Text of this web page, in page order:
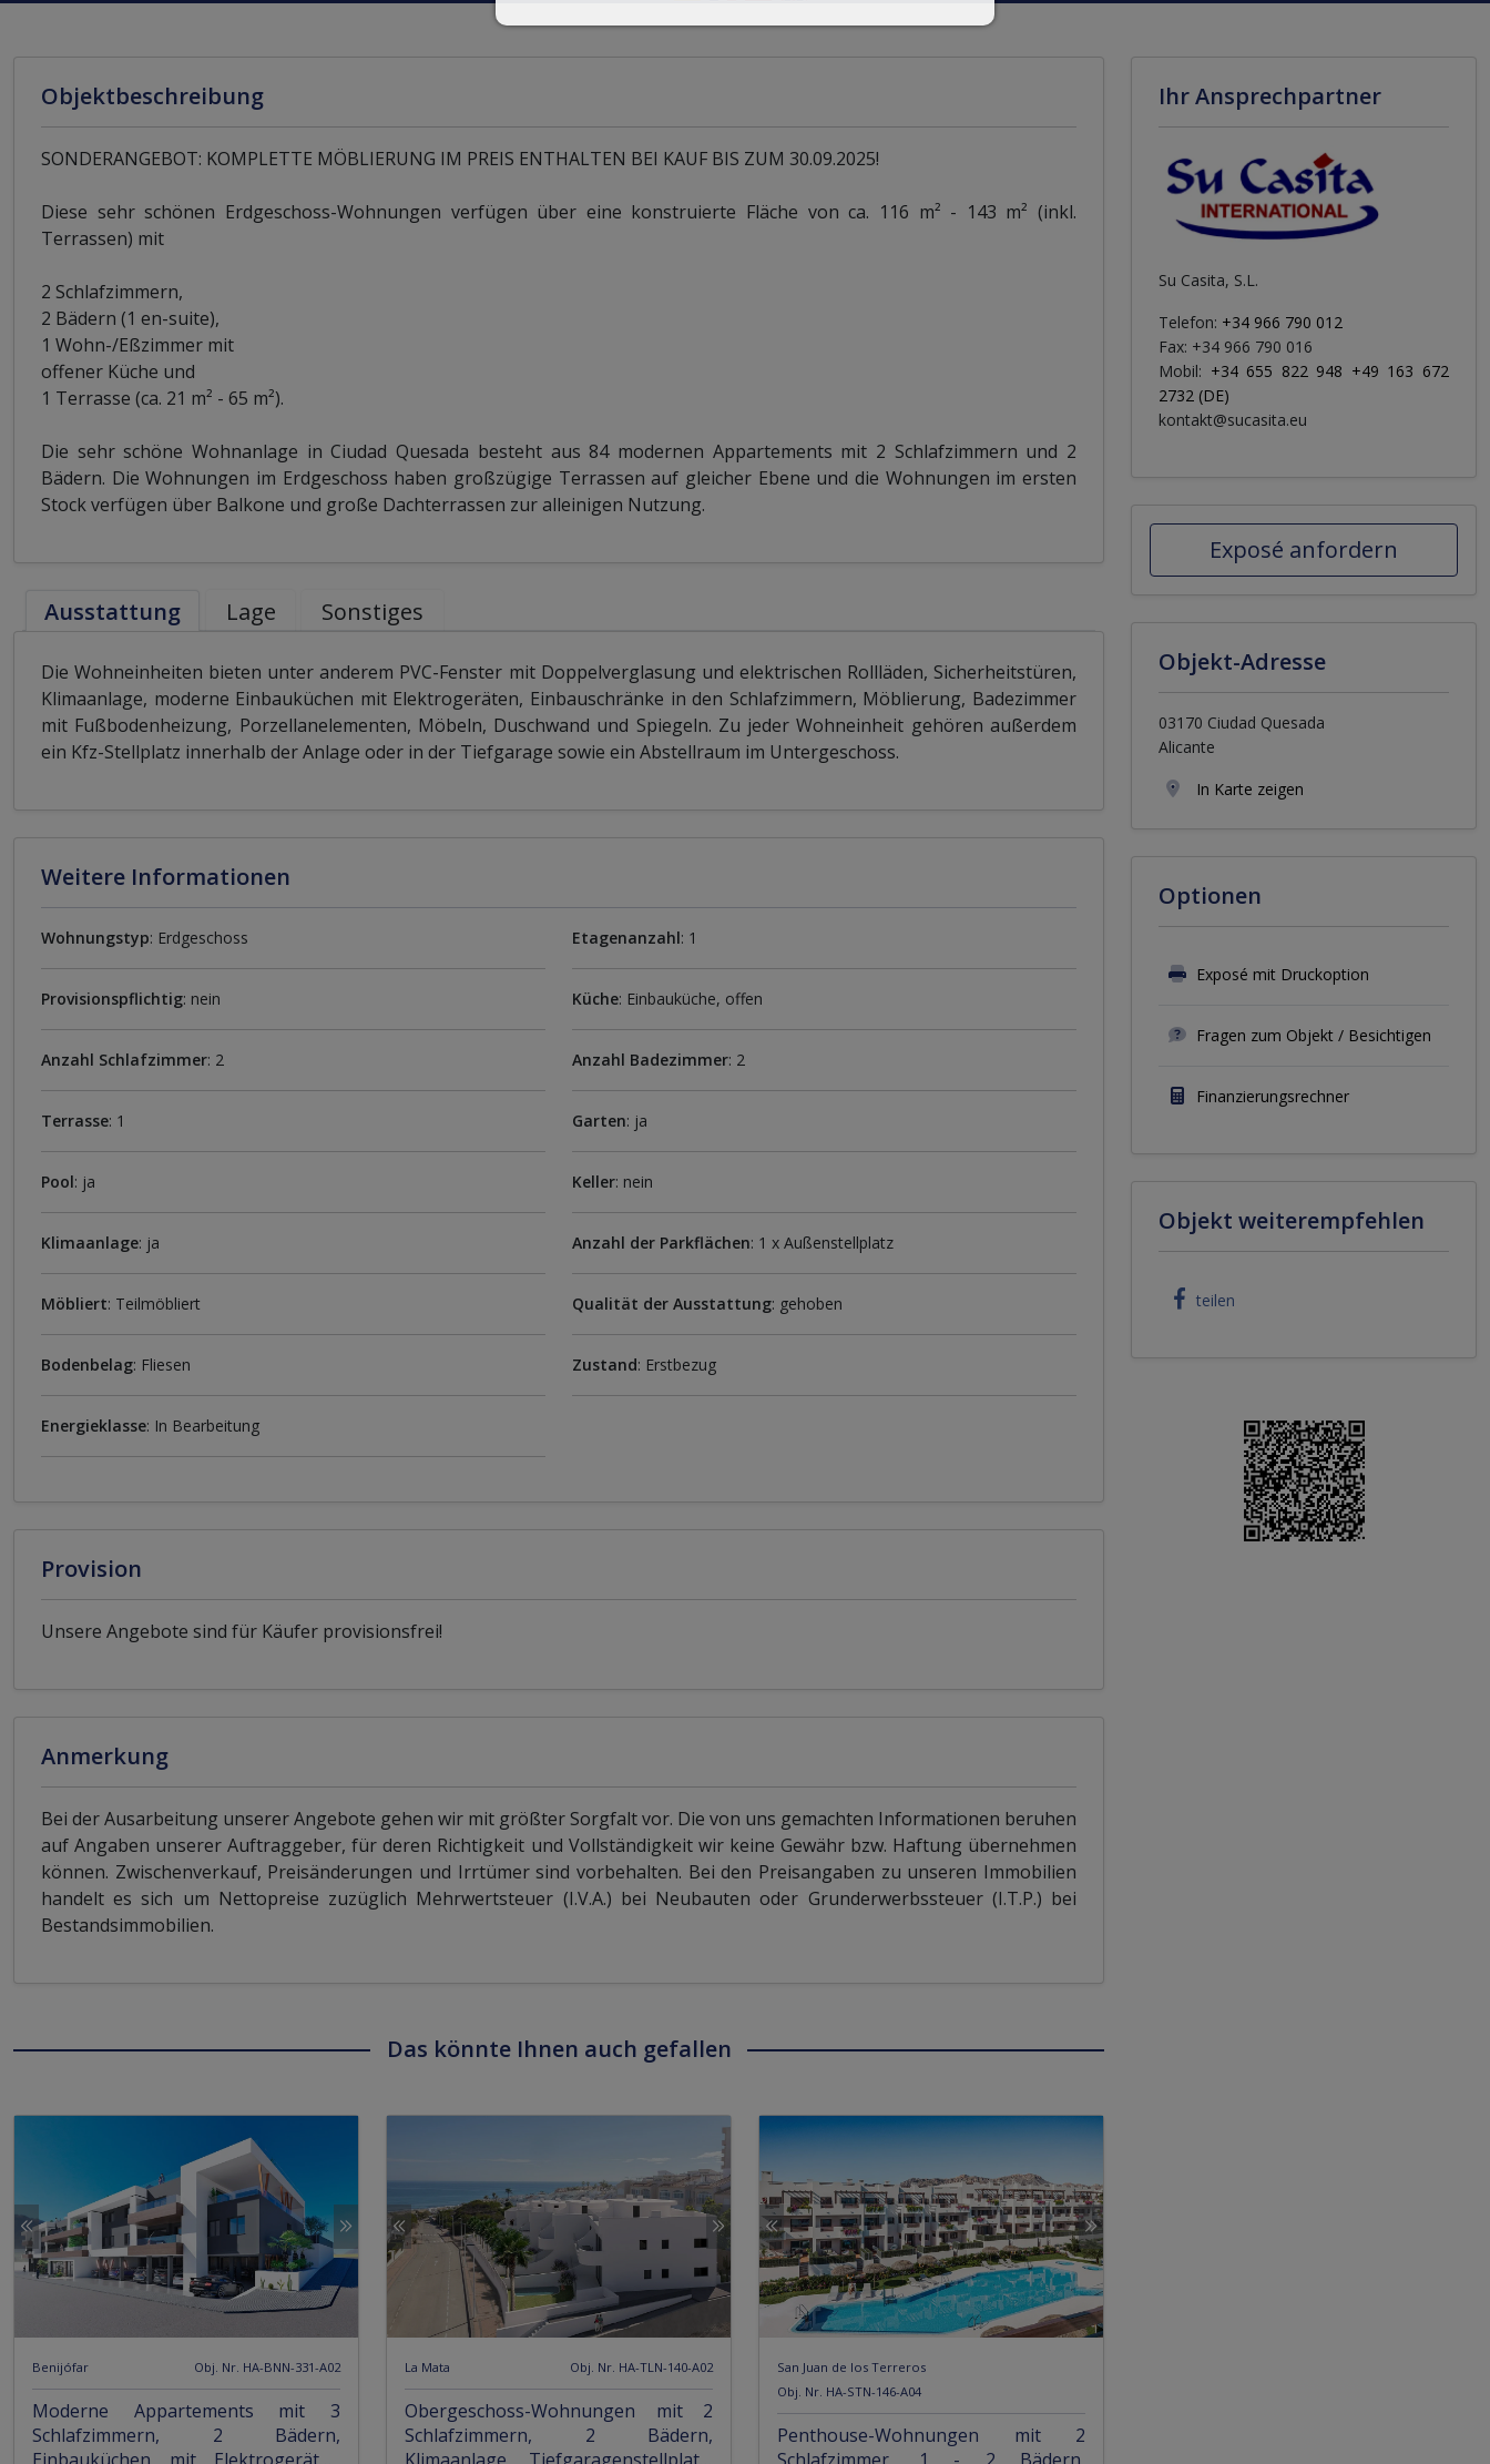
Objektbeschreibung
SONDERANGEBOT: KOMPLETTE MÖBLIERUNG IM PREIS ENTHALTEN BEI KAUF BIS ZUM 30.09.2025!
Diese sehr schönen Erdgeschoss-Wohnungen verfügen über eine konstruierte Fläche von ca. 116 m² - 143 m² (inkl.
Terrassen) mit
2 Schlafzimmern,
2 Bädern (1 en-suite),
1 Wohn-/Eßzimmer mit
offener Küche und
1 Terrasse (ca. 21 m² - 65 m²).
Die sehr schöne Wohnanlage in Ciudad Quesada besteht aus 84 modernen Appartements mit 2 Schlafzimmern und 2
Bädern. Die Wohnungen im Erdgeschoss haben großzügige Terrassen auf gleicher Ebene und die Wohnungen im ersten
Stock verfügen über Balkone und große Dachterrassen zur alleinigen Nutzung.
Ausstattung Lage Sonstiges
Die Wohneinheiten bieten unter anderem PVC-Fenster mit Doppelverglasung und elektrischen Rollläden, Sicherheitstüren,
Klimaanlage, moderne Einbauküchen mit Elektrogeräten, Einbauschränke in den Schlafzimmern, Möblierung, Badezimmer
mit Fußbodenheizung, Porzellanelementen, Möbeln, Duschwand und Spiegeln. Zu jeder Wohneinheit gehören außerdem
ein Kfz-Stellplatz innerhalb der Anlage oder in der Tiefgarage sowie ein Abstellraum im Untergeschoss.
Weitere Informationen
Wohnungstyp: Erdgeschoss Etagenanzahl: 1
Provisionspflichtig: nein Küche: Einbauküche, offen
Anzahl Schlafzimmer: 2 Anzahl Badezimmer: 2
Terrasse: 1 Garten: ja
Pool: ja Keller: nein
Klimaanlage: ja Anzahl der Parkflächen: 1 x Außenstellplatz
Möbliert: Teilmöbliert Qualität der Ausstattung: gehoben
Bodenbelag: Fliesen Zustand: Erstbezug
Energieklasse: In Bearbeitung
Provision
Unsere Angebote sind für Käufer provisionsfrei!
Anmerkung
Bei der Ausarbeitung unserer Angebote gehen wir mit größter Sorgfalt vor. Die von uns gemachten Informationen beruhen
auf Angaben unserer Auftraggeber, für deren Richtigkeit und Vollständigkeit wir keine Gewähr bzw. Haftung übernehmen
können. Zwischenverkauf, Preisänderungen und Irrtümer sind vorbehalten. Bei den Preisangaben zu unseren Immobilien
handelt es sich um Nettopreise zuzüglich Mehrwertsteuer (I.V.A.) bei Neubauten oder Grunderwerbssteuer (I.T.P.) bei
Bestandsimmobilien.
Das könnte Ihnen auch gefallen
Benijófar Obj. Nr. HA-BNN-331-A02
Moderne Appartements mit 3
Schlafzimmern, 2 Bädern,
La Mata Obj. Nr. HA-TLN-140-A02
Obergeschoss-Wohnungen mit 2
Schlafzimmern, 2 Bädern,
San Juan de los Terreros
Obj. Nr. HA-STN-146-A04
Penthouse-Wohnungen mit 2
Ihr Ansprechpartner
Su Casita, S.L.
Telefon: +34 966 790 012
Fax: +34 966 790 016
Mobil: +34 655 822 948 +49 163 672
2732 (DE)
kontakt@sucasita.eu
Exposé anfordern
Objekt-Adresse
03170 Ciudad Quesada
Alicante
In Karte zeigen
Optionen
Exposé mit Druckoption
Fragen zum Objekt / Besichtigen
Finanzierungsrechner
Objekt weiterempfehlen
teilen